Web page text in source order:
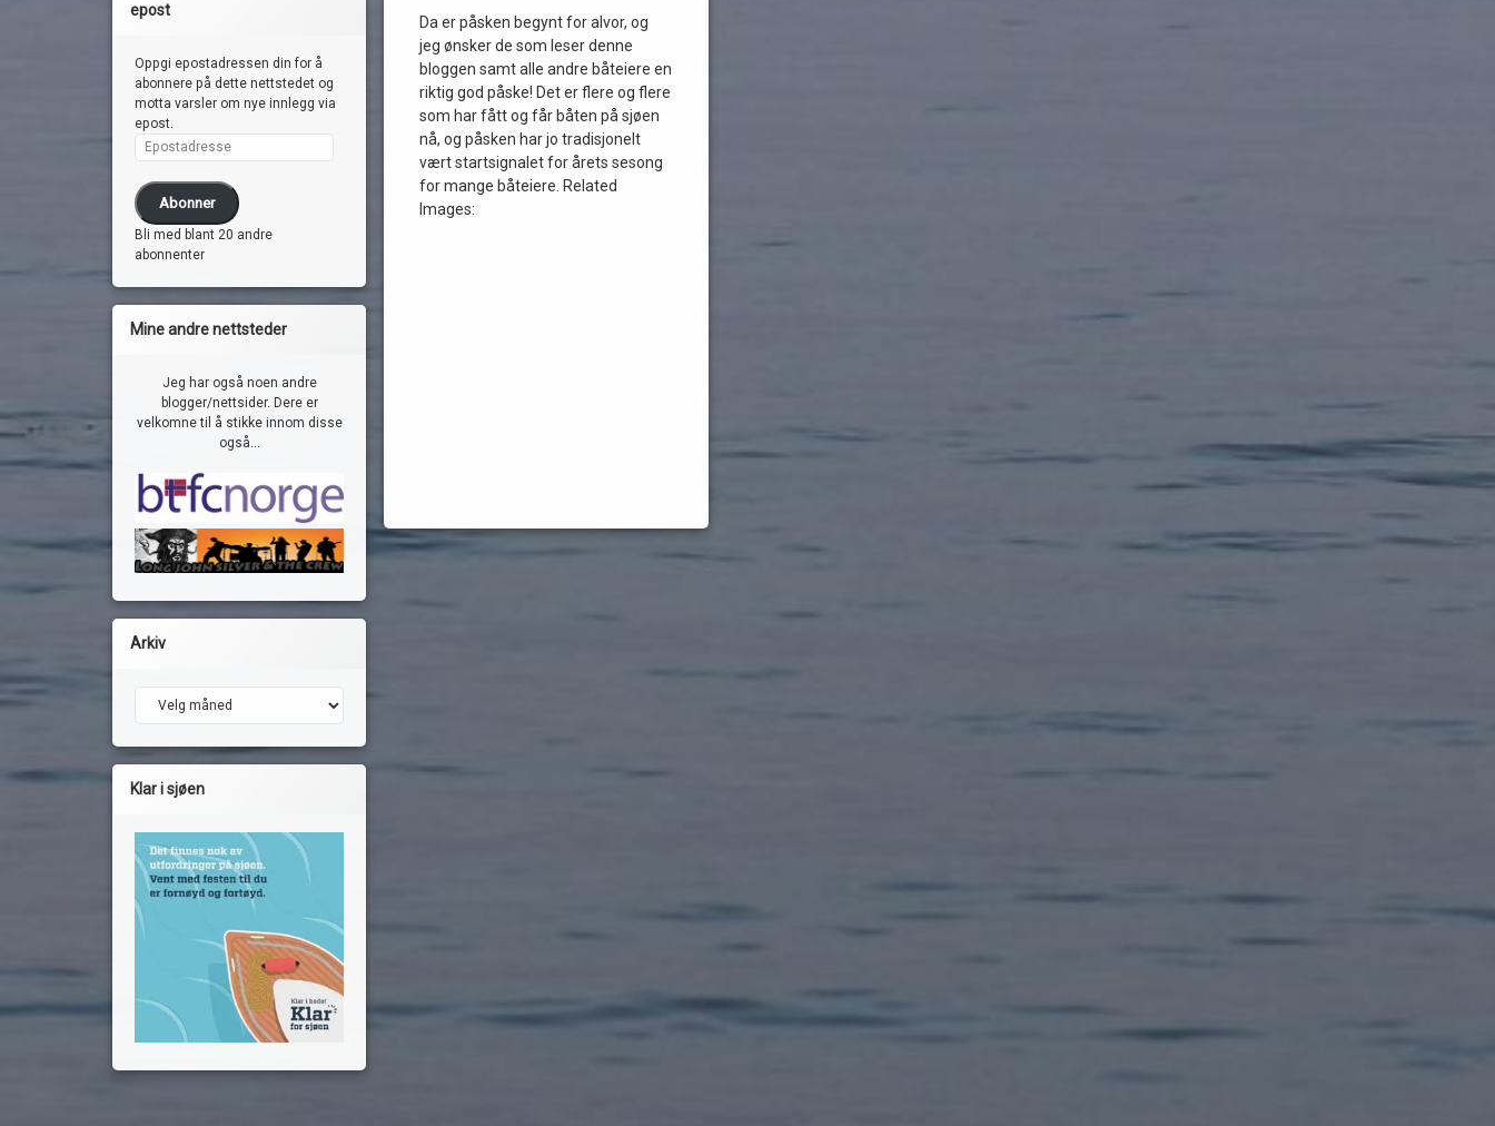
Da er påsken begynt for alvor, og
jeg ønsker de som leser denne
bloggen samt alle andre båteiere en
riktig god påske! Det er flere og flere
som har fått og får båten på sjøen
nå, og påsken har jo tradisjonelt
vært startsignalet for årets sesong
for mange båteiere. Related
Images:
epost
Oppgi epostadressen din for å
abonnere på dette nettstedet og
motta varsler om nye innlegg via
epost.
Epostadresse
Abonner
Bli med blant 20 andre
abonnenter
Mine andre nettsteder
Jeg har også noen andre
blogger/nettsider. Dere er
velkomne til å stikke innom disse
også...
Arkiv
Arkiv
Klar i sjøen